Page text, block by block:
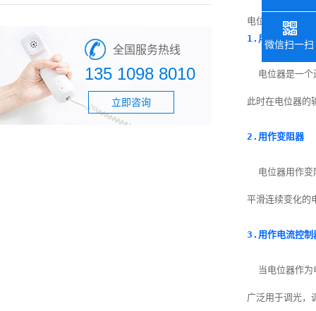
全国服务热线
135 1098 8010
立即咨询
1.用作分压器
电位器是一个
此时在电位器的
2.用作变阻器
电位器用作变
平滑连续变化的
3.用作电流控制
当电位器作为
广泛用于调光，
微信扫一扫